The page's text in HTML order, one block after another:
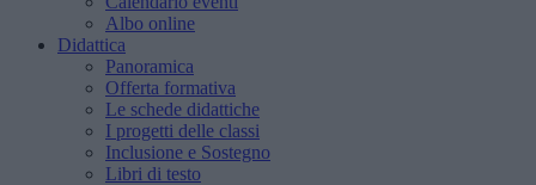
Albo online
Didattica
Panoramica
Offerta formativa
Le schede didattiche
I progetti delle classi
Inclusione e Sostegno
Libri di testo